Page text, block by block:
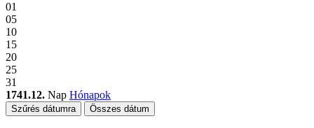
01
05
10
15
20
25
31
1741.12. Nap Hónapok
Szűrés dátumra Összes dátum